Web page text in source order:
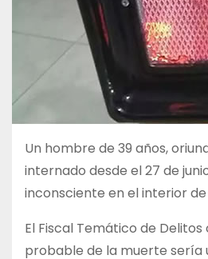
Un hombre de 39 años,
internado desde el 27 de
inconsciente en el interior
El Fiscal Temático de
probable de la muerte sería